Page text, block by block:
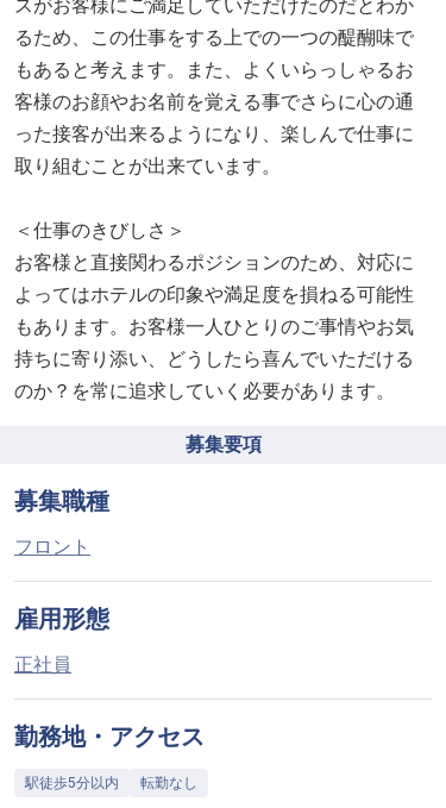
スがお客様にご満足していただけたのだとわか
るため、この仕事をする上での一つの醍醐味で
もあると考えます。また、よくいらっしゃるお
客様のお顔やお名前を覚える事でさらに心の通
った接客が出来るようになり、楽しんで仕事に
取り組むことが出来ています。
＜仕事のきびしさ＞
お客様と直接関わるポジションのため、対応に
よってはホテルの印象や満足度を損ねる可能性
もあります。お客様一人ひとりのご事情やお気
持ちに寄り添い、どうしたら喜んでいただける
のか？を常に追求していく必要があります。
募集要項
募集職種
フロント
雇用形態
正社員
勤務地・アクセス
駅徒歩5分以内 転勤なし